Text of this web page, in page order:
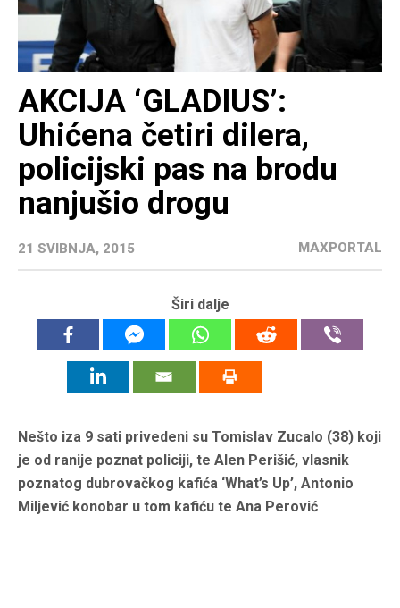
AKCIJA ‘GLADIUS’:
Uhićena četiri dilera,
policijski pas na brodu
nanjušio drogu
21 SVIBNJA, 2015 MAXPORTAL
Širi dalje
Nešto iza 9 sati privedeni su Tomislav Zucalo (38) koji
je od ranije poznat policiji, te Alen Perišić, vlasnik
poznatog dubrovačkog kafića ‘What’s Up’, Antonio
Miljević konobar u tom kafiću te Ana Perović